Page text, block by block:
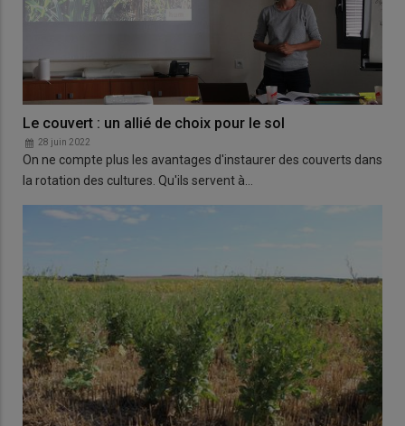
Le couvert : un allié de choix pour le sol
28 juin 2022
On ne compte plus les avantages d'instaurer des couverts dans
la rotation des cultures. Qu'ils servent à…